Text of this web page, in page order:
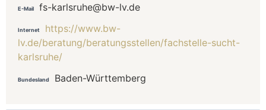
E-Mail fs-karlsruhe@bw-lv.de
Internet
https://www.bw-
lv.de/beratung/beratungsstellen/fachstelle-sucht-
karlsruhe/
Bundesland Baden-Württemberg